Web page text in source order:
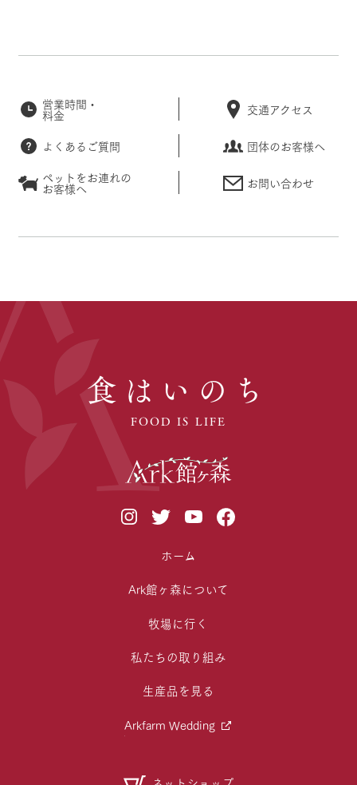
営業時間・
料金 交通アクセス
よくあるご質問
団体のお客様へ
ペットをお連れの
お客様へ お問い合わせ
食はいのち
FOOD IS LIFE
ホーム
Ark館ヶ森について
牧場に行く
私たちの取り組み
生産品を見る
Arkfarm Wedding